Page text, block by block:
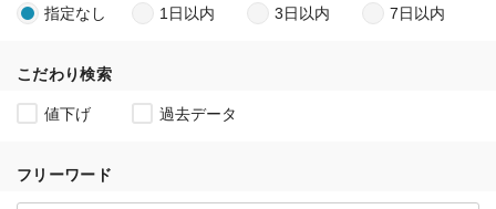
指定なし 1日以内 3日以内 7日以内
こだわり検索
値下げ 過去データ
フリーワード